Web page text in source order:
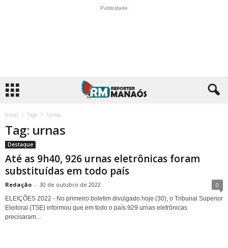
Publicidade
Início Tags Urnas
Tag: urnas
Destaque
Até as 9h40, 926 urnas eletrônicas foram
substituídas em todo país
Redação - 30 de outubro de 2022 0
ELEIÇÕES 2022 - No primeiro boletim divulgado hoje (30), o Tribunal Superior
Eleitoral (TSE) informou que em todo o país 929 urnas eletrônicas
precisaram...